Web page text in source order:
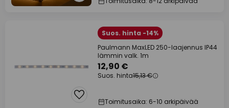
Suos. hinta -14%
Paulmann MaxLED 250-laajennus IP44
lämmin valk. 1m
12,90 €
Suos. hinta15,13 €
Toimitusaika: 6-10 arkipäivää